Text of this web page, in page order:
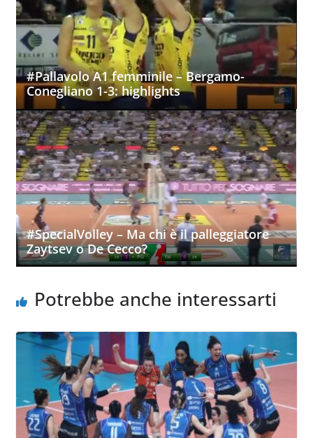
#Pallavolo A1 femminile – Bergamo-
Conegliano 1-3: highlights
#SpecialVolley – Ma chi è il palleggiatore
Zaytsev o De Cecco?
Potrebbe anche interessarti